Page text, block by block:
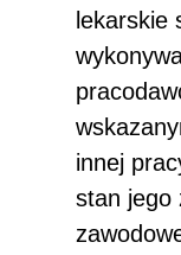
lekarskie
innej
stan jego